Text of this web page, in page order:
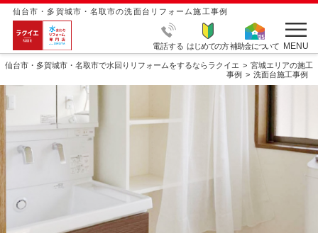
仙台市・多賀城市・名取市の洗面台リフォーム施工事例
電話する はじめての方補助金について MENU
仙台市・多賀城市・名取市で水回りリフォームをするならラクイエ
宮城エリアの施工
事例
洗面台施工事例